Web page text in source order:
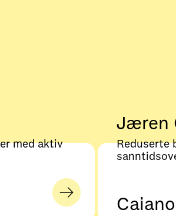
med aktiv
Jæren
Reduserte